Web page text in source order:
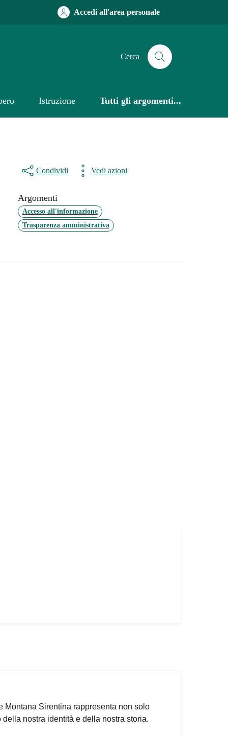
Accedi all'area personale
Cerca
Istruzione Tutti gli argomenti...
Condividi Vedi azioni
Argomenti
Accesso all'informazione
Trasparenza amministrativa
Montana Sirentina rappresenta non solo
nostra identità e della nostra storia.